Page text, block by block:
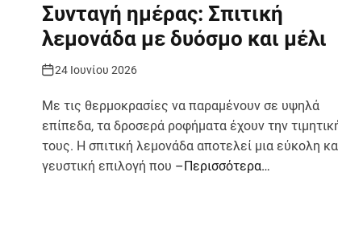
Συνταγή ημέρας: Σπιτική
λεμονάδα με δυόσμο και μέλι
24 Ιουνίου 2026
Με τις θερμοκρασίες να παραμένουν σε υψηλά
επίπεδα, τα δροσερά ροφήματα έχουν την
τους. Η σπιτική λεμονάδα αποτελεί μια εύκολη
γευστική επιλογή που –Περισσότερα…